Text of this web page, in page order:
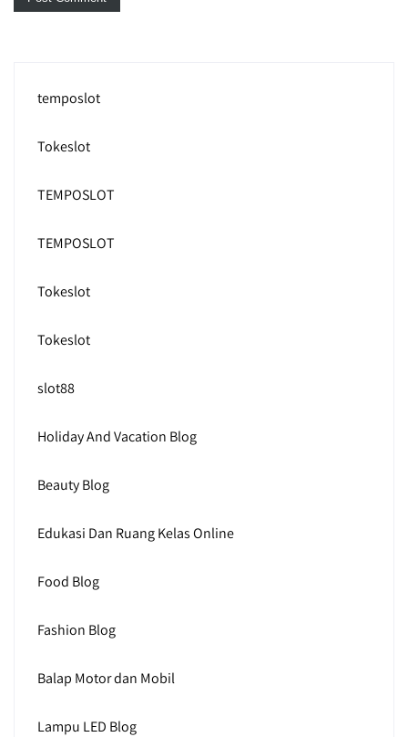
temposlot
Tokeslot
TEMPOSLOT
TEMPOSLOT
Tokeslot
Tokeslot
slot88
Holiday And Vacation Blog
Beauty Blog
Edukasi Dan Ruang Kelas Online
Food Blog
Fashion Blog
Balap Motor dan Mobil
Lampu LED Blog